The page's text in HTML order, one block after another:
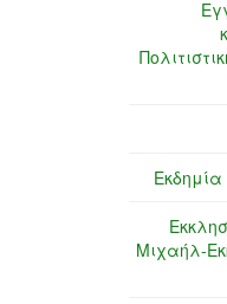
Μιχαήλ-